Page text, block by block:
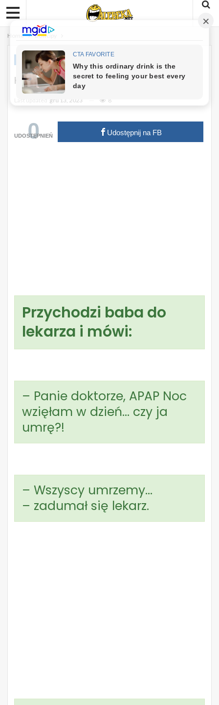
Home Dowcipy
DOWCIPY
Kawał: Przychodzi Baba Do Lekarza
gru 13, 2023 8
0
UDOSTĘPNIEŃ Udostępnij na FB
Przychodzi baba do
lekarza i mówi:
– Panie doktorze, APAP Noc
wzięłam w dzień… czy ja
umrę?!
– Wszyscy umrzemy…
– zadumał się lekarz.